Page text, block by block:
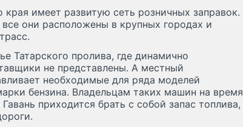
имеет развитую сеть розничных заправок.
они расположены в крупных городах и
Татарского пролива, где динамично
не представлены. А местный
необходимые для ряда моделей
бензина. Владельцам таких машин на время
приходится брать с собой запас топлива,